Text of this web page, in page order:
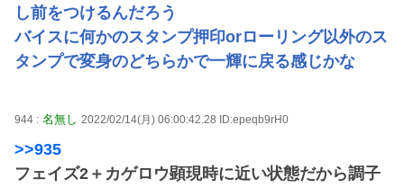
し前をつけるんだろう
バイスに何かのスタンプ押印orローリング以外のス
タンプで変身のどちらかで一輝に戻る感じかな
944 : 名無し 2022/02/14(月) 06:00:42.28 ID:epeqb9rH0
>>935
フェイズ2＋カゲロウ顕現時に近い状態だから調子